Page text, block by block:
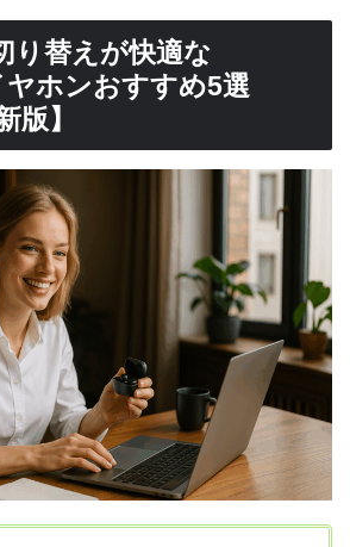
り替えが快適な
ホンおすすめ5選
版】